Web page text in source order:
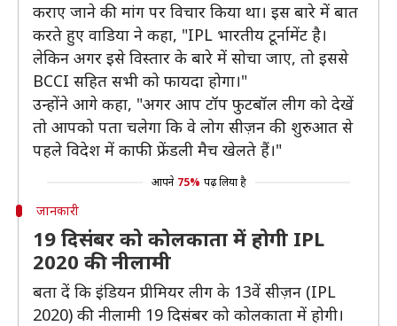
कराए जाने की मांग पर विचार किया था। इस बारे में बात
करते हुए वाडिया ने कहा, "IPL भारतीय टूर्नामेंट है।
लेकिन अगर इसे विस्तार के बारे में सोचा जाए, तो इससे
BCCI सहित सभी को फायदा होगा।"
उन्होंने आगे कहा, "अगर आप टॉप फुटबॉल लीग को देखें
तो आपको पता चलेगा कि वे लोग सीज़न की शुरुआत से
पहले विदेश में काफी फ्रेंडली मैच खेलते हैं।"
आपने 75% पढ़ लिया है
जानकारी
19 दिसंबर को कोलकाता में होगी IPL
2020 की नीलामी
बता दें कि इंडियन प्रीमियर लीग के 13वें सीज़न (IPL
2020) की नीलामी 19 दिसंबर को कोलकाता में होगी।